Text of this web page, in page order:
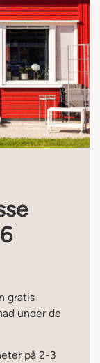
gratis
under de
på 2-3